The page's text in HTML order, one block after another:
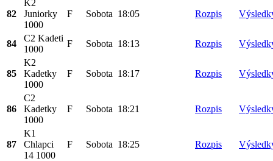
82
K2
Juniorky
1000
F Sobota 18:05 Rozpis
84
C2 Kadeti
1000
F Sobota 18:13 Rozpis
85
K2
Kadetky
1000
F Sobota 18:17 Rozpis
86
C2
Kadetky
1000
F Sobota 18:21 Rozpis
87
K1
Chlapci
14 1000
F Sobota 18:25 Rozpis